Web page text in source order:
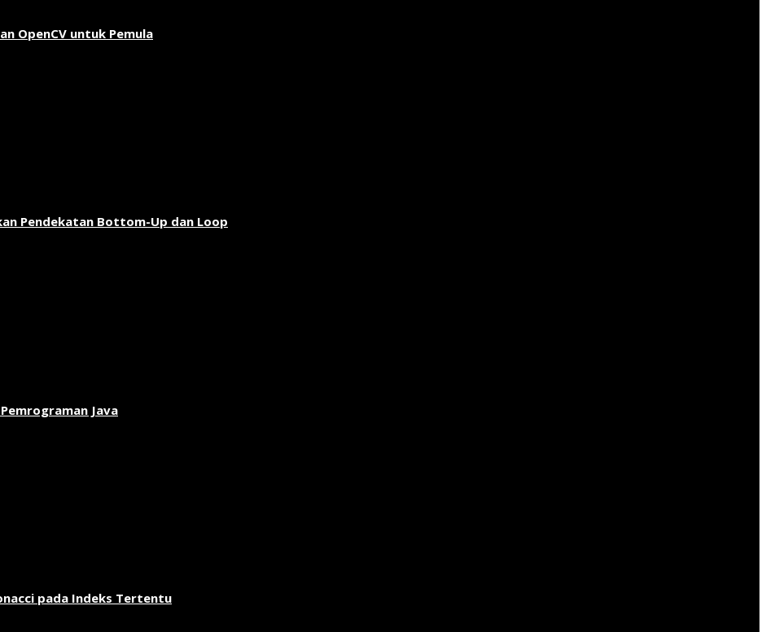
OpenCV untuk Pemula
Pendekatan Bottom-Up dan Loop
Java
pada Indeks Tertentu